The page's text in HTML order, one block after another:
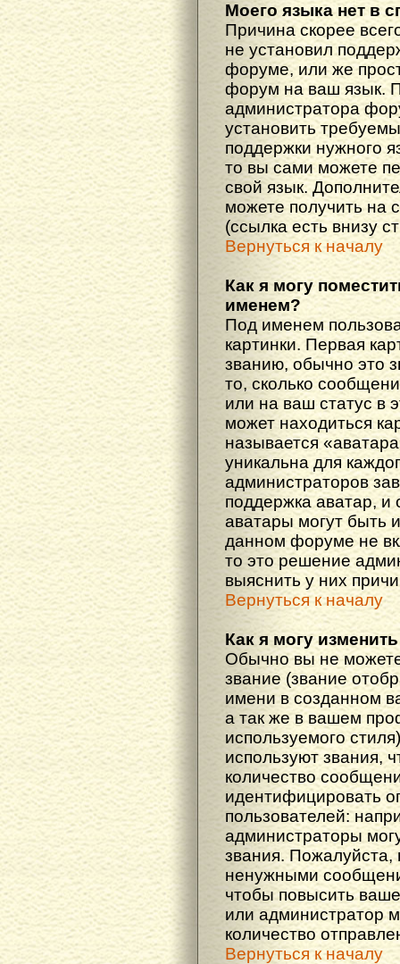
Моего языка нет в
Причина скорее
не установил
форуме, или же
форум на ваш язык.
администратора
установить
поддержки нужного
то вы сами можете
свой язык.
можете получить на
(ссылка есть внизу
Вернуться к началу
Как я могу
именем?
Под именем
картинки. Первая
званию, обычно это
то, сколько
или на ваш статус в
может находиться
называется
уникальна для
администраторов
поддержка аватар, и
аватары могут быть
данном форуме не
то это решение
выяснить у них
Вернуться к началу
Как я могу
Обычно вы не
звание (звание
имени в созданном
а так же в вашем
используемого
используют звания,
количество
идентифицировать
пользователей:
администраторы
звания.
ненужными
чтобы повысить
или администратор
количество
Вернуться к началу